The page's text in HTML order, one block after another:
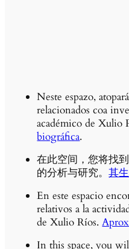
Neste espazo,
relacionados coa
académico de Xulio
biográfica.
在此空间，您将找
的分析与研究。其
En este espacio
relativos a la
de Xulio Ríos.
In this space, you